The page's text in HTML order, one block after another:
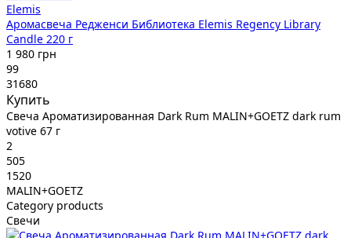
Elemis
Аромасвеча Редженси Библиотека Elemis Regency Library
Candle 220 г
1 980 грн
99
31680
Купить
Свеча Ароматизированная Dark Rum MALIN+GOETZ dark rum
votive 67 г
2
505
1520
MALIN+GOETZ
Category products
Свечи